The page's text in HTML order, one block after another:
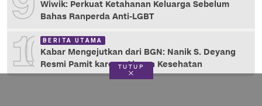
Wiwik: Perkuat Ketahanan Keluarga Sebelum
Bahas Ranperda Anti-LGBT
10 BERITA UTAMA
Kabar Mengejutkan dari BGN: Nanik S. Deyang
Resmi Pamit karena Alasan Kesehatan
TUTUP